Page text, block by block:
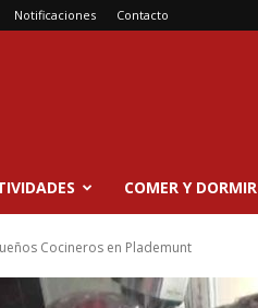
Notificaciones Contacto
COMER Y DORMIR
Cocineros en Plademunt